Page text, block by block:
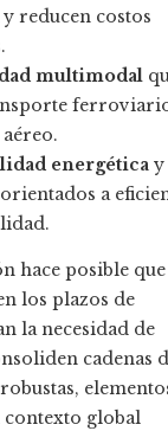
reducen costos
multimodal
energética y
a
hace posible que
los plazos de
la necesidad de
cadenas
contexto global